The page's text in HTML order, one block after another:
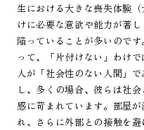
生における大きな喪失体験
けに必要な意欲や能力が著
陥っていることが多いので
って、「片付けない」わけ
人が「社会性のない人間」
し、多くの場合、彼らは社
感に苛まれています。部屋
れ、さらに外部との接触を